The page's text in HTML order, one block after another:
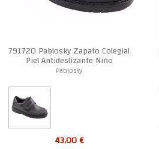
791720 Pablosky Zapato Colegial
Piel Antideslizante Niño
Pablosky
43,00 €